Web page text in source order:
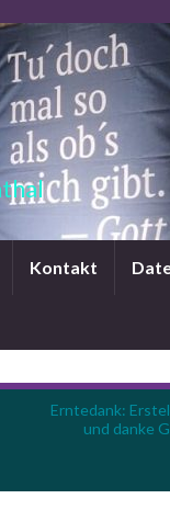
Kontakt
Erntedank:
und danke